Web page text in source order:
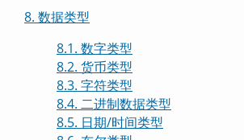
8. 数据类型
8.1. 数字类型
8.2. 货币类型
8.3. 字符类型
8.4. 二进制数据类型
8.5. 日期/时间类型